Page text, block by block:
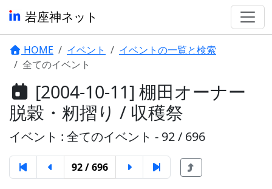
岩座神ネット
HOME イベント
イベントの一覧と検索
全てのイベント
[2004-10-11] 棚田オーナー
脱穀・籾摺り / 収穫祭
イベント : 全てのイベント - 92 / 696
92 / 696